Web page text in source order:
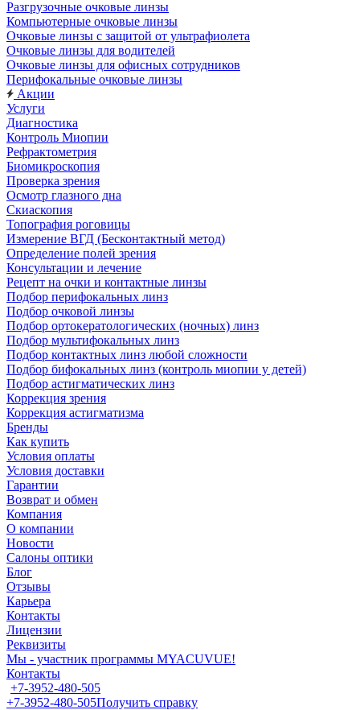
Разгрузочные очковые линзы
Компьютерные очковые линзы
Очковые линзы с защитой от ультрафиолета
Очковые линзы для водителей
Очковые линзы для офисных сотрудников
Перифокальные очковые линзы
Акции
Услуги
Диагностика
Контроль Миопии
Рефрактометрия
Биомикроскопия
Проверка зрения
Осмотр глазного дна
Скиаскопия
Топография роговицы
Измерение ВГД (Бесконтактный метод)
Определение полей зрения
Консультации и лечение
Рецепт на очки и контактные линзы
Подбор перифокальных линз
Подбор очковой линзы
Подбор ортокератологических (ночных) линз
Подбор мультифокальных линз
Подбор контактных линз любой сложности
Подбор бифокальных линз (контроль миопии у детей)
Подбор астигматических линз
Коррекция зрения
Коррекция астигматизма
Бренды
Как купить
Условия оплаты
Условия доставки
Гарантии
Возврат и обмен
Компания
О компании
Новости
Салоны оптики
Блог
Отзывы
Карьера
Контакты
Лицензии
Реквизиты
Мы - участник программы MYACUVUE!
Контакты
+7-3952-480-505
+7-3952-480-505Получить справку